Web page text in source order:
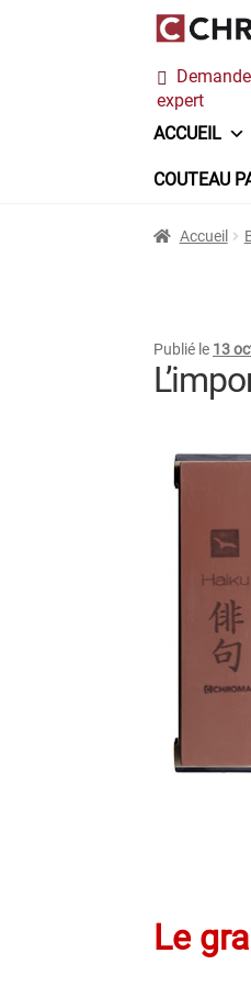
Aller
à
la
navigation
Aller
au
contenu
expert
ACCUEIL
COUTEAU
Accueil
Trouver
Accueil
Publié le 13
Le